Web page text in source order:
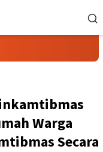
Warga
Secara